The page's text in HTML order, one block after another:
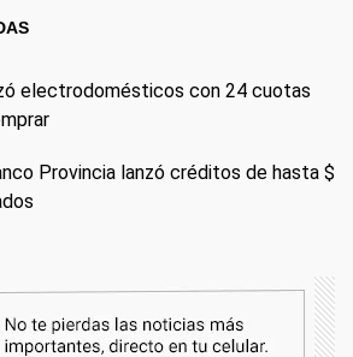
electrodomésticos con 24 cuotas
Provincia lanzó créditos de hasta $